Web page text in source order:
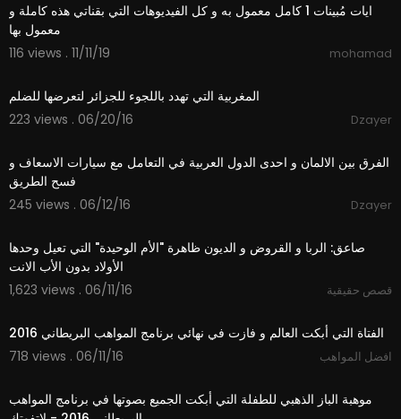
ايات مُبينات 1 كامل معمول به و كل الفيديوهات التي بقناتي هذه كاملة و
معمول بها
116 views . 11/11/19
mohamad
المغربية التي تهدد باللجوء للجزائر لتعرضها للضلم
223 views . 06/20/16
Dzayer
الفرق بين الالمان و احدى الدول العربية في التعامل مع سيارات الاسعاف و
فسح الطريق
245 views . 06/12/16
Dzayer
صاعق: الربا و القروض و الديون ظاهرة "الأم الوحيدة" التي تعيل وحدها
الأولاد بدون الأب الانت
1,623 views . 06/11/16
قصص حقيقية
الفتاة التي أبكت العالم و فازت في نهائي برنامج المواهب البريطاني 2016
718 views . 06/11/16
افضل المواهب
موهبة الباز الذهبي للطفلة التي أبكت الجميع بصوتها في برنامج المواهب